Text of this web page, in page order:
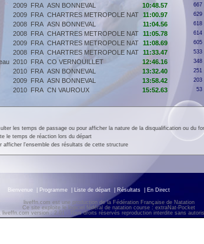
2009 FRA ASN BONNEVAL 10:48.57 667
2009 FRA CHARTRES METROPOLE NAT 11:00.97 629
2008 FRA ASN BONNEVAL 11:04.56 618
2008 FRA CHARTRES METROPOLE NAT 11:05.78 614
2009 FRA CHARTRES METROPOLE NAT 11:08.69 605
2008 FRA CHARTRES METROPOLE NAT 11:33.47 533
2010 FRA CO VERNOUILLET 12:46.16 348
2010 FRA ASN BONNEVAL 13:32.40 251
2009 FRA ASN BONNEVAL 13:58.42 203
2010 FRA CN VAUROUX 15:52.63 53
les temps de passage ou pour afficher la nature de la disqualification ou du
le temps de réaction lors du départ
afficher l'ensemble des résultats de cette structure
Bienvenue Programme Liste de départ Résultats En Direct
liveffn.com est une production de la Fédération Française de Natation
Ce site exploite le logiciel fédéral de natation course : extraNat-Pocket
liveffn.com version : 2.01 - Tous droits réservés reproduction interdite sans